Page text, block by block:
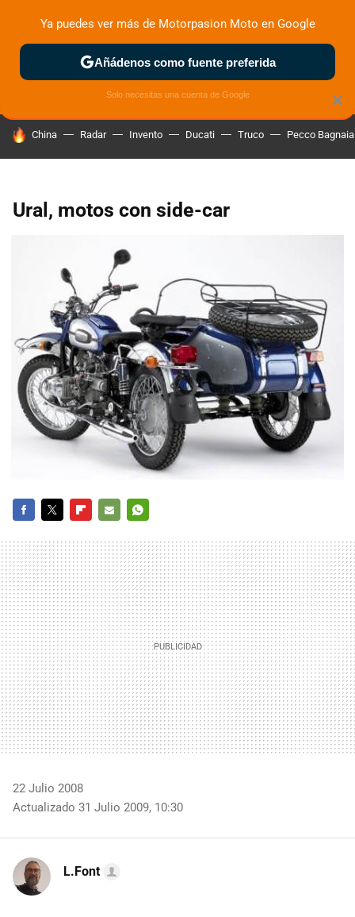
ZONA DE PRUEBAS DEPORTIVAS MOTOS ELÉCTRICAS
HOY SE HABLA DE
China Radar Invento Ducati Truco Pecco Bagnaia
Ural, motos con side-car
MAIL
22 Julio 2008
Actualizado 31 Julio 2009, 10:30
L.Font
×
Ya puedes ver más de Motorpasion Moto en Google
Añádenos como fuente preferida
Solo necesitas una cuenta de Google